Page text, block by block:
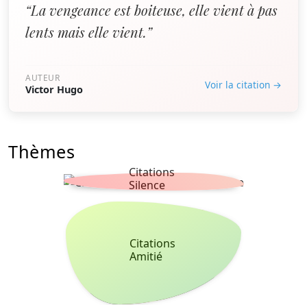
“La vengeance est boiteuse, elle vient à pas
lents mais elle vient.”
AUTEUR
Victor Hugo Voir la citation →
Thèmes
Citations
Silence
Citations
Amitié